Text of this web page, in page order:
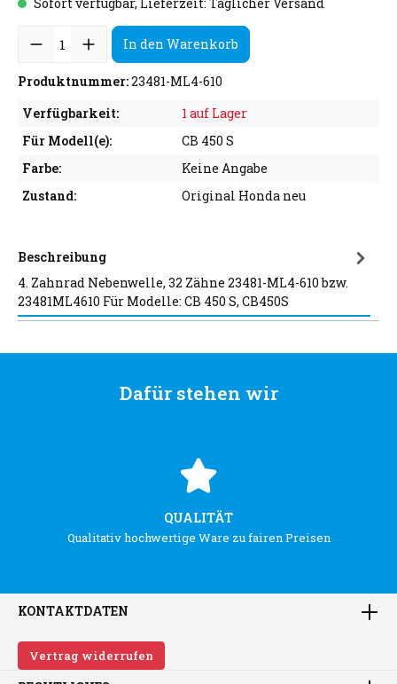
In den Warenkorb
Produktnummer:23481-ML4-610
Verfügbarkeit:
1 auf Lager
Für Modell(e):
CB 450 S
Farbe:
Keine Angabe
Zustand:
Original Honda neu
Beschreibung
4. Zahnrad Nebenwelle, 32 Zähne 23481-ML4-610 bzw.
23481ML4610 Für Modelle: CB 450 S, CB450S
Dafür stehen wir
QUALITÄT
Qualitativ hochwertige Ware zu fairen Preisen
KONTAKTDATEN
Vertrag widerrufen